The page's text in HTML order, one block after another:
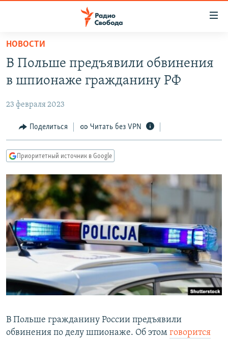
упрощенного
доступа
основному
Вернутся
главной
навигации
Вернутся
поиску
АВТОРСКИЕ ПРОЕКТЫ
ЦИТАТЫ СВОБОДЫ
МНЕНИЯ
IDEL.РЕАЛИИ
КАВКАЗ.РЕАЛИИ
СЕВЕР.РЕАЛИИ
СИБИРЬ.РЕАЛИИ
РАСПИСАНИЕ ВЕЩАНИЯ
ПОДПИШИТЕСЬ НА РАССЫЛКУ
СОЦИАЛЬНЫЕ СЕТИ
НОВОСТИ
В Польше предъявили обвинения
в шпионаже гражданину РФ
23 февраля 2023
Поделиться Читать без VPN
Приоритетный источник в Google
В Польше гражданину России предъявили
обвинения по делу шпионаже. Об этом говорится